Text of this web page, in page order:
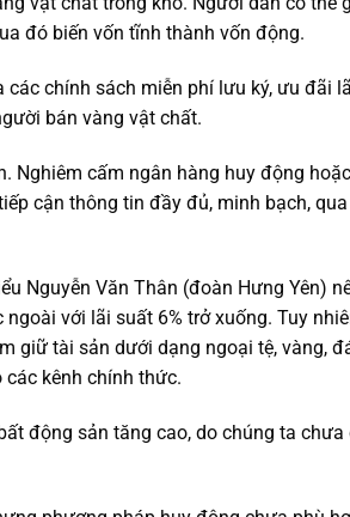
đó biến vốn tĩnh thành vốn động.
chính sách miễn phí lưu ký, ưu đãi
bán vàng vật chất.
Nghiêm cấm ngân hàng huy động
cận thông tin đầy đủ, minh bạch,
Nguyễn Văn Thân (đoàn Hưng Yên)
với lãi suất 6% trở xuống. Tuy
giữ tài sản dưới dạng ngoại tệ, vàng,
kênh chính thức.
động sản tăng cao, do chúng ta chưa